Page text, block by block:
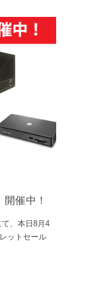
催中！
、本日8月4
ットセール